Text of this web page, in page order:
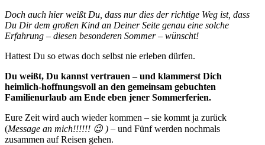
Doch auch hier weißt Du, dass nur dies der richtige Weg ist, dass
Du Dir dem großen Kind an Deiner Seite genau eine solche
Erfahrung – diesen besonderen Sommer – wünscht!
Hattest Du so etwas doch selbst nie erleben dürfen.
Du weißt, Du kannst vertrauen – und klammerst Dich
heimlich-hoffnungsvoll an den gemeinsam gebuchten
Familienurlaub am Ende eben jener Sommerferien.
Eure Zeit wird auch wieder kommen – sie kommt ja zurück
(Message an mich!!!!!! 😉 ) – und Fünf werden nochmals
zusammen auf Reisen gehen.